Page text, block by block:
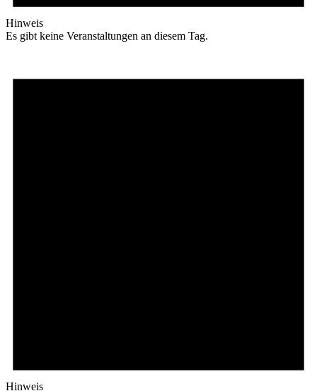
Hinweis
Es gibt keine Veranstaltungen an diesem Tag.
Hinweis